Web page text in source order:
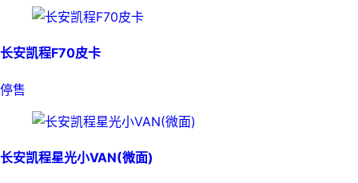
长安凯程F70皮卡
停售
长安凯程星光小VAN(微面)